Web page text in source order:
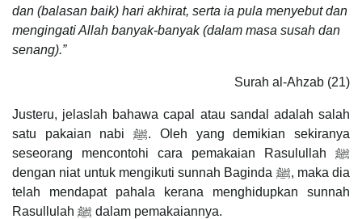
dan (balasan baik) hari akhirat, serta ia pula menyebut dan
mengingati Allah banyak-banyak (dalam masa susah dan
senang).”
Surah al-Ahzab (21)
Justeru, jelaslah bahawa capal atau sandal adalah salah
satu pakaian nabi ﷺ. Oleh yang demikian sekiranya
seseorang mencontohi cara pemakaian Rasulullah ﷺ
dengan niat untuk mengikuti sunnah Baginda ﷺ, maka dia
telah mendapat pahala kerana menghidupkan sunnah
Rasullulah ﷺ dalam pemakaiannya.